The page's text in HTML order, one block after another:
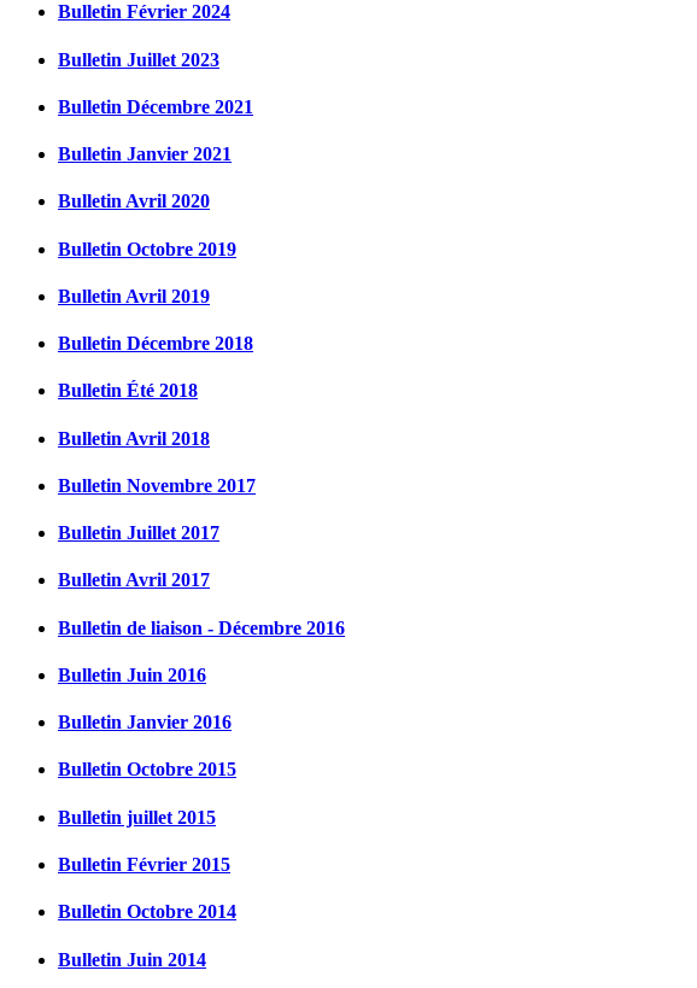
Bulletin Février 2024
Bulletin Juillet 2023
Bulletin Décembre 2021
Bulletin Janvier 2021
Bulletin Avril 2020
Bulletin Octobre 2019
Bulletin Avril 2019
Bulletin Décembre 2018
Bulletin Été 2018
Bulletin Avril 2018
Bulletin Novembre 2017
Bulletin Juillet 2017
Bulletin Avril 2017
Bulletin de liaison - Décembre 2016
Bulletin Juin 2016
Bulletin Janvier 2016
Bulletin Octobre 2015
Bulletin juillet 2015
Bulletin Février 2015
Bulletin Octobre 2014
Bulletin Juin 2014